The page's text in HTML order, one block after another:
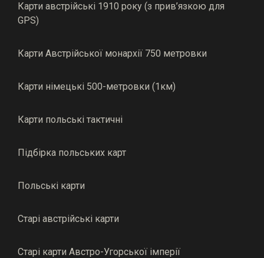
Карти австрійські 1910 року (з прив’язкою для
GPS)
Карти Австрійської монархії 750 метровки
Карти німецькі 500-метровки (1км)
Карти польські тактичні
Підбірка польських карт
Польські карти
Старі австрійські карти
Старі карти Австро-Угорської імперії